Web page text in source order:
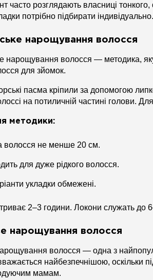
часто розглядають власниці
потрібно підбирати індивідуально.
нарощування волосся
нарощування волосся — методика,
для зйомок.
пасма кріпили за допомогою
на потиличній частині голови.
методики:
волосся не менше 20 см.
для дуже рідкого волосся.
укладки обмежені.
2–3 години. Локони служать до
нарощування волосся
волосся — одна з
найбезпечнішою, оскільки
мамам.